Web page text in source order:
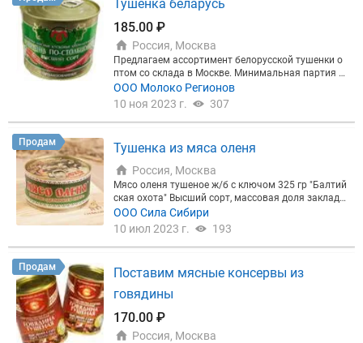
Тушенка беларусь
185.00 ₽
Россия, Москва
Предлагаем ассортимент белорусской тушенки о
птом со склада в Москве. Минимальная партия 1
5000₽. Самовывоз. Возможна доставка-500₽ в п
ределах МКАД. Полный прайс вышлю по запросу.
ООО Молоко Регионов
10 ноя 2023 г.
307
Продам Тушенка из мяса оленя
Россия, Москва
Мясо оленя тушеное ж/б с ключом 325 гр "Балтий
ская охота" Высший сорт, массовая доля закладк
и 97,4% В наличии все виды тушенки из дичи МКК
Балтийский Прямые поставщики завода В налич
атно Самовывоз: ул. Булатниковская д.14 по пре
ООО Сила Сибири
10 июл 2023 г.
193
Продам
Поставим мясные консервы из
говядины
170.00 ₽
Россия, Москва